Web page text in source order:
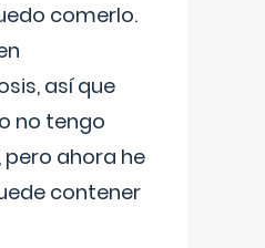
comerlo.
así que
no tengo
ahora he
contener